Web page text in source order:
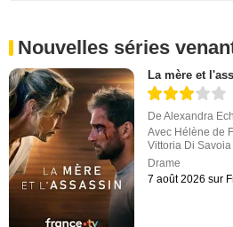
Nouvelles séries
La mère et
DeAlexandra
Avec Hélène de
Vittoria Di Savoia
Drame
7 août 2026 sur